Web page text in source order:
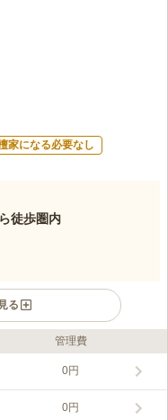
家になる必要なし
徒歩圏内
る
と駅からのアクセス良好な
レイス福寿園は、宗旨・宗
、どなたでもご利用頂けま
管理費
0円
0円